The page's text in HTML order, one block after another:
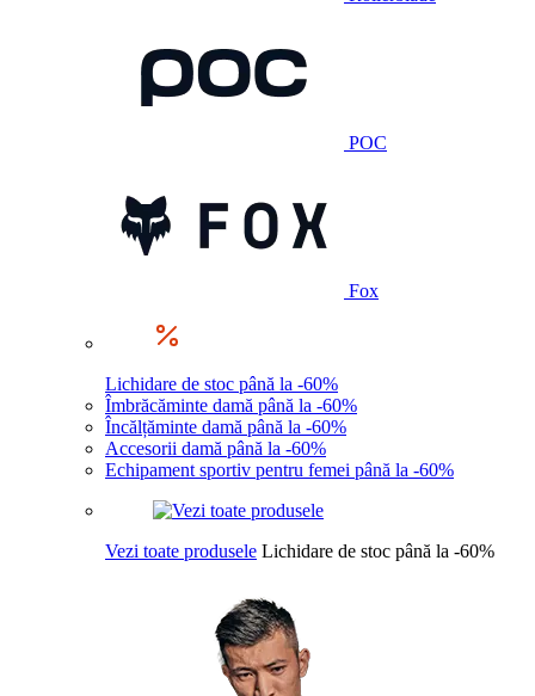
POC
Fox
Lichidare de stoc până la -60%
Îmbrăcăminte damă până la -60%
Încălțăminte damă până la -60%
Accesorii damă până la -60%
Echipament sportiv pentru femei până la -60%
Vezi toate produsele Lichidare de stoc până la -60%